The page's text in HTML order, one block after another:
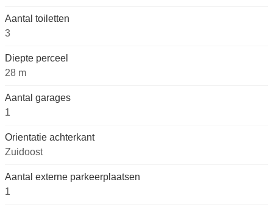
Aantal toiletten
3
Diepte perceel
28 m
Aantal garages
1
Orientatie achterkant
Zuidoost
Aantal externe parkeerplaatsen
1